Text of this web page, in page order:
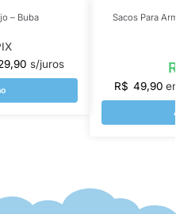
– Buba
s/juros
Sacos Para
R$ 49,90